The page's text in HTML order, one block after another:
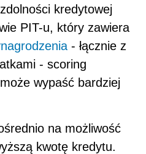
kredytowej
PIT-u, który zawiera
- łącznie z
- scoring
wypaść bardziej
na możliwość
kwotę kredytu.